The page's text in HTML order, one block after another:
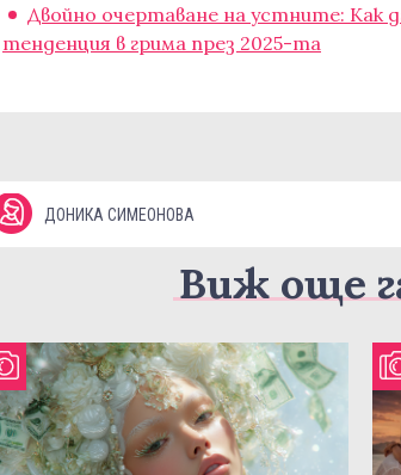
Двойнo очертаване на устните: Как
тенденция в грима през 2025-та
ДОНИКА СИМЕОНОВА
Виж още